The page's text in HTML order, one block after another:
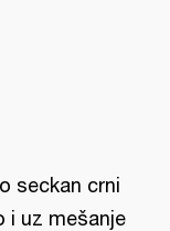
seckan crni
i uz mešanje